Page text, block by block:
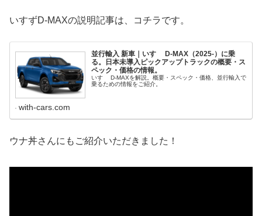
いすずD-MAXの説明記事は、コチラです。
並行輸入 新車｜いすゞ D-MAX（2025-）に乗
る。日本未導入ピックアップトラックの概要・ス
ペック・価格の情報。
いすゞ D-MAXを解説。概要・スペック・価格、並行輸入で
乗るための情報をご紹介。
with-cars.com
ウナ丼さんにもご紹介いただきました！